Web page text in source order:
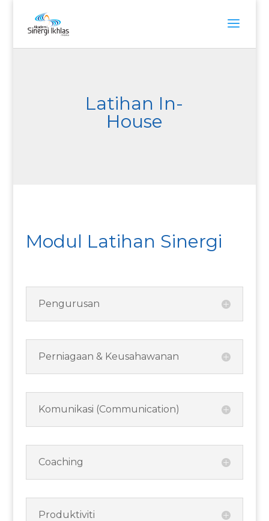
Latihan In-
House
Modul Latihan Sinergi
Pengurusan
Perniagaan & Keusahawanan
Komunikasi (Communication)
Coaching
Produktiviti